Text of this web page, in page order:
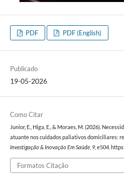
PDF PDF (English)
Publicado
19-05-2026
Como Citar
Junior, E., Higa, E., & Moraes, M. (2026).
atuante nos cuidados paliativos domiciliares:
Investigação & Inovação Em Saúde, 9, e504.
Formatos Citação